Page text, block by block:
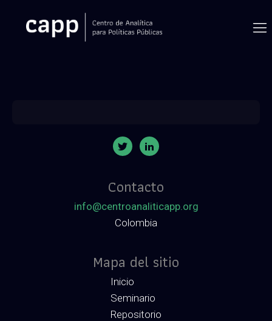
Contacto
info@centroanaliticapp.org
Colombia
Mapa del sitio
Inicio
Seminario
Repositorio